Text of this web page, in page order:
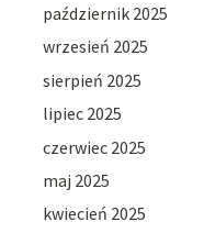
październik 2025
wrzesień 2025
sierpień 2025
lipiec 2025
czerwiec 2025
maj 2025
kwiecień 2025